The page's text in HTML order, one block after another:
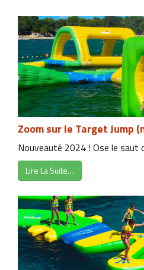
Zoom sur le Target Jump
Nouveauté 2024 ! Ose le saut
Lire La Suite…